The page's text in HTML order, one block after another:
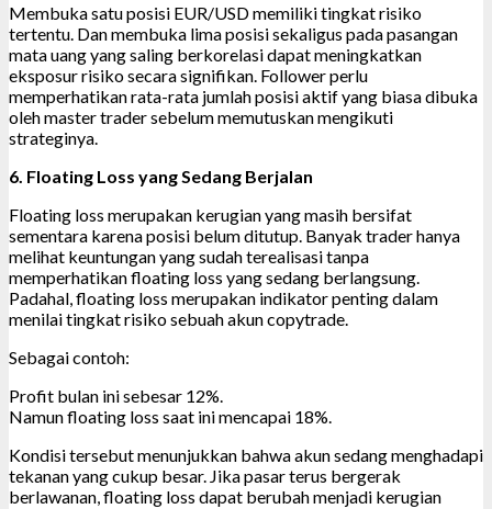
Membuka satu posisi EUR/USD memiliki tingkat risiko
tertentu. Dan membuka lima posisi sekaligus pada pasangan
mata uang yang saling berkorelasi dapat meningkatkan
eksposur risiko secara signifikan. Follower perlu
memperhatikan rata-rata jumlah posisi aktif yang biasa dibuka
oleh master trader sebelum memutuskan mengikuti
strateginya.
6. Floating Loss yang Sedang Berjalan
Floating loss merupakan kerugian yang masih bersifat
sementara karena posisi belum ditutup. Banyak trader hanya
melihat keuntungan yang sudah terealisasi tanpa
memperhatikan floating loss yang sedang berlangsung.
Padahal, floating loss merupakan indikator penting dalam
menilai tingkat risiko sebuah akun copytrade.
Sebagai contoh:
Profit bulan ini sebesar 12%.
Namun floating loss saat ini mencapai 18%.
Kondisi tersebut menunjukkan bahwa akun sedang menghadapi
tekanan yang cukup besar. Jika pasar terus bergerak
berlawanan, floating loss dapat berubah menjadi kerugian